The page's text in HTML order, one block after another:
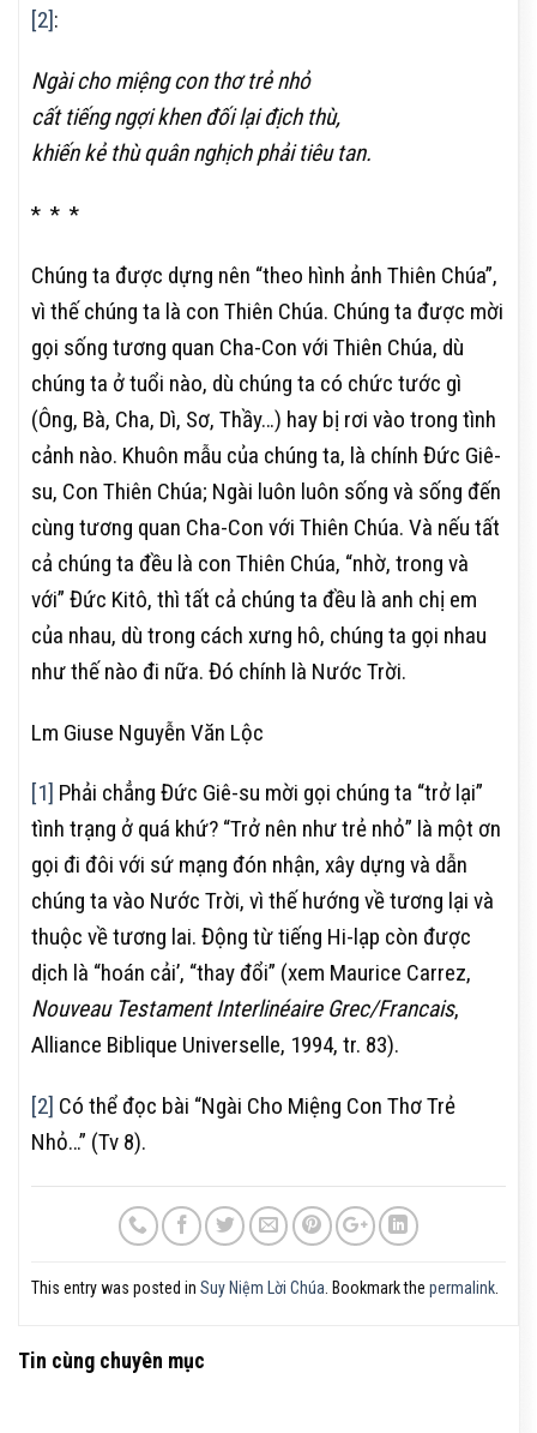
[2]:
Ngài cho miệng con thơ trẻ nhỏ
cất tiếng ngợi khen đối lại địch thù,
khiến kẻ thù quân nghịch phải tiêu tan.
* * *
Chúng ta được dựng nên “theo hình ảnh Thiên Chúa”,
vì thế chúng ta là con Thiên Chúa. Chúng ta được mời
gọi sống tương quan Cha-Con với Thiên Chúa, dù
chúng ta ở tuổi nào, dù chúng ta có chức tước gì
(Ông, Bà, Cha, Dì, Sơ, Thầy…) hay bị rơi vào trong tình
cảnh nào. Khuôn mẫu của chúng ta, là chính Đức Giê-
su, Con Thiên Chúa; Ngài luôn luôn sống và sống đến
cùng tương quan Cha-Con với Thiên Chúa. Và nếu tất
cả chúng ta đều là con Thiên Chúa, “nhờ, trong và
với” Đức Kitô, thì tất cả chúng ta đều là anh chị em
của nhau, dù trong cách xưng hô, chúng ta gọi nhau
như thế nào đi nữa. Đó chính là Nước Trời.
Lm Giuse Nguyễn Văn Lộc
[1] Phải chẳng Đức Giê-su mời gọi chúng ta “trở lại”
tình trạng ở quá khứ? “Trở nên như trẻ nhỏ” là một ơn
gọi đi đôi với sứ mạng đón nhận, xây dựng và dẫn
chúng ta vào Nước Trời, vì thế hướng về tương lại và
thuộc về tương lai. Động từ tiếng Hi-lạp còn được
dịch là “hoán cải’, “thay đổi” (xem Maurice Carrez,
Nouveau Testament Interlinéaire Grec/Francais,
Alliance Biblique Universelle, 1994, tr. 83).
[2] Có thể đọc bài “Ngài Cho Miệng Con Thơ Trẻ
Nhỏ…” (Tv 8).
This entry was posted in Suy Niệm Lời Chúa . Bookmark the permalink
Tin cùng chuyên mục